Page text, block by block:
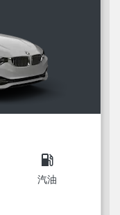
local_gas_station
汽油